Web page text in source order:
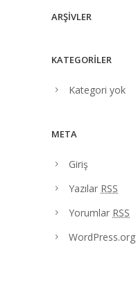
ARŞIVLER
KATEGORILER
Kategori yok
META
Giriş
Yazılar RSS
Yorumlar RSS
WordPress.org